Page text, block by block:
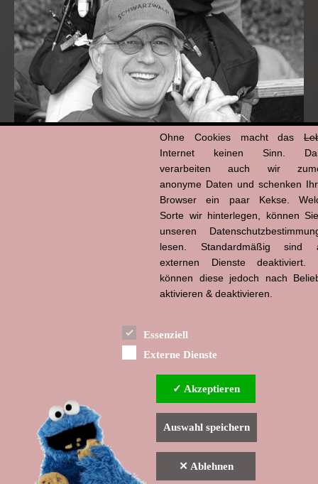
▲ nach oben Indexverzeichnis
Ohne Cookies macht das
Internet keinen Sinn.
verarbeiten auch wir
anonyme Daten und schenken
Browser ein paar Kekse.
Sorte wir hinterlegen, können
unseren
lesen. Standardmäßig sind
externen Dienste deaktiviert.
können diese jedoch nach
aktivieren & deaktivieren.
Essenziell
Externe Dienste
✓ Akzeptieren
Auswahl speichern
✕ Ablehnen